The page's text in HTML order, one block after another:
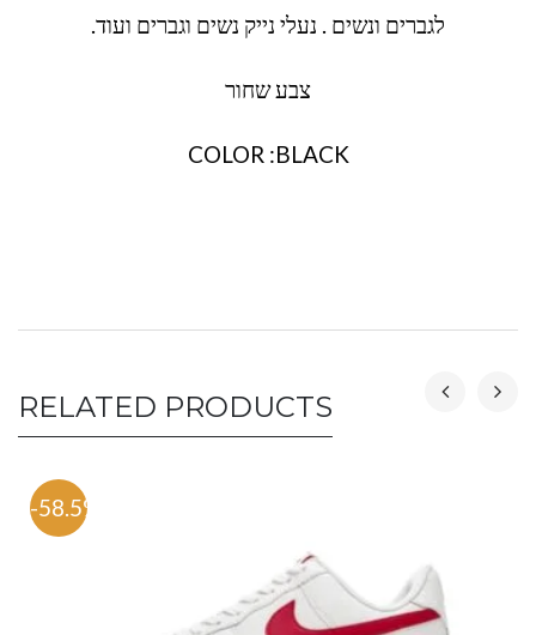
לגברים ונשים . נעלי נייק נשים וגברים ועוד.
צבע שחור
COLOR :BLACK
RELATED PRODUCTS
-58.5%